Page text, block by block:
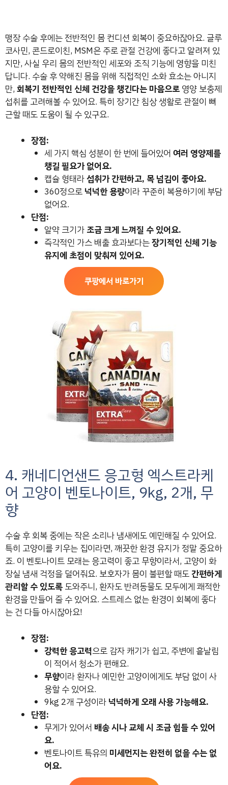
맹장 수술 후에는 전반적인 몸 컨디션 회복이 중요하잖아요. 글루
코사민, 콘드로이친, MSM은 주로 관절 건강에 좋다고 알려져 있
지만, 사실 우리 몸의 전반적인 세포와 조직 기능에 영향을 미친
답니다. 수술 후 약해진 몸을 위해 직접적인 소화 효소는 아니지
만, 회복기 전반적인 신체 건강을 챙긴다는 마음으로 영양 보충제
섭취를 고려해볼 수 있어요. 특히 장기간 침상 생활로 관절이 뻐
근할 때도 도움이 될 수 있구요.
장점:
세 가지 핵심 성분이 한 번에 들어있어 여러 영양제를
챙길 필요가 없어요.
캡슐 형태라섭취가 간편하고, 목 넘김이 좋아요.
360정으로 넉넉한 용량이라 꾸준히 복용하기에 부담
없어요.
단점:
알약 크기가 조금 크게 느껴질 수 있어요.
즉각적인 가스 배출 효과보다는장기적인 신체 기능
유지에 초점이 맞춰져 있어요.
쿠팡에서 바로가기
4. 캐네디언샌드 응고형 엑스트라케
어 고양이 벤토나이트, 9kg, 2개, 무
향
수술 후 회복 중에는 작은 소리나 냄새에도 예민해질 수 있어요.
특히 고양이를 키우는 집이라면, 깨끗한 환경 유지가 정말 중요하
죠. 이 벤토나이트 모래는 응고력이 좋고 무향이라서, 고양이 화
장실 냄새 걱정을 덜어줘요. 보호자가 몸이 불편할 때도간편하게
관리할 수 있도록 도와주니, 환자도 반려동물도 모두에게 쾌적한
환경을 만들어 줄 수 있어요. 스트레스 없는 환경이 회복에 좋다
는 건 다들 아시잖아요!
장점:
강력한 응고력으로 감자 캐기가 쉽고, 주변에 흩날림
이 적어서 청소가 편해요.
무향이라 환자나 예민한 고양이에게도 부담 없이 사
용할 수 있어요.
9kg 2개 구성이라 넉넉하게 오래 사용 가능해요.
단점:
무게가 있어서 배송 시나 교체 시 조금 힘들 수 있어
요.
벤토나이트 특유의 미세먼지는 완전히 없을 수는 없
어요.